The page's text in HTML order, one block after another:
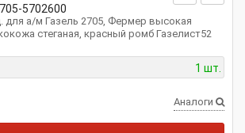
5702600
для а/м Газель 2705, Фермер высокая
стеганая, красный ромб Газелист52
1 шт.
Аналоги